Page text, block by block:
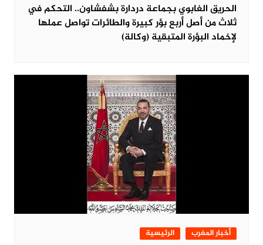
الحريق الغابوي بجماعة دردارة بشفشاون.. التحكم في
ثلاث من أصل أربع بؤر كبيرة والطائرات تواصل عملها
لإخماد البؤرة المتبقية (وكالة)
أخبار المغرب الرئيسية